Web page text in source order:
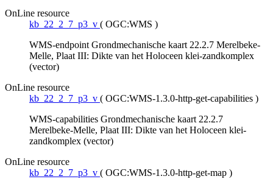
OnLine resource
kb_22_2_7_p3_v ( OGC:WMS )
WMS-endpoint Grondmechanische kaart 22.2.7 Merelbeke-
Melle, Plaat III: Dikte van het Holoceen klei-zandkomplex
(vector)
OnLine resource
kb_22_2_7_p3_v ( OGC:WMS-1.3.0-http-get-capabilities )
WMS-capabilities Grondmechanische kaart 22.2.7
Merelbeke-Melle, Plaat III: Dikte van het Holoceen klei-
zandkomplex (vector)
OnLine resource
kb_22_2_7_p3_v ( OGC:WMS-1.3.0-http-get-map )